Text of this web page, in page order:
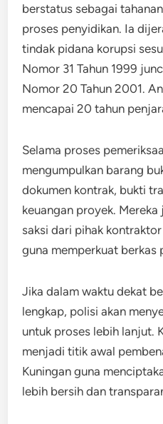
berstatus sebagai
proses penyidikan. Ia
tindak pidana korupsi
Nomor 31 Tahun 1999
Nomor 20 Tahun 2001.
mencapai 20 tahun
Selama proses
mengumpulkan barang
dokumen kontrak, bukti
keuangan proyek.
saksi dari pihak
guna memperkuat berkas
Jika dalam waktu dekat
lengkap, polisi akan
untuk proses lebih lanjut.
menjadi titik awal
Kuningan guna
lebih bersih dan